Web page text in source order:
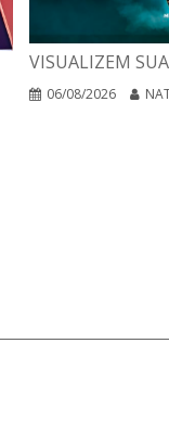
VISUALIZEM
06/08/2026